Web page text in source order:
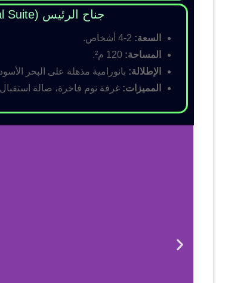
جناح الرئيس (Presidential Suite)
السعة:
المساحة:
الإطلالة: بانورامية مذهلة على البحر
المميزات: غرفة نوم فاخرة، صالة